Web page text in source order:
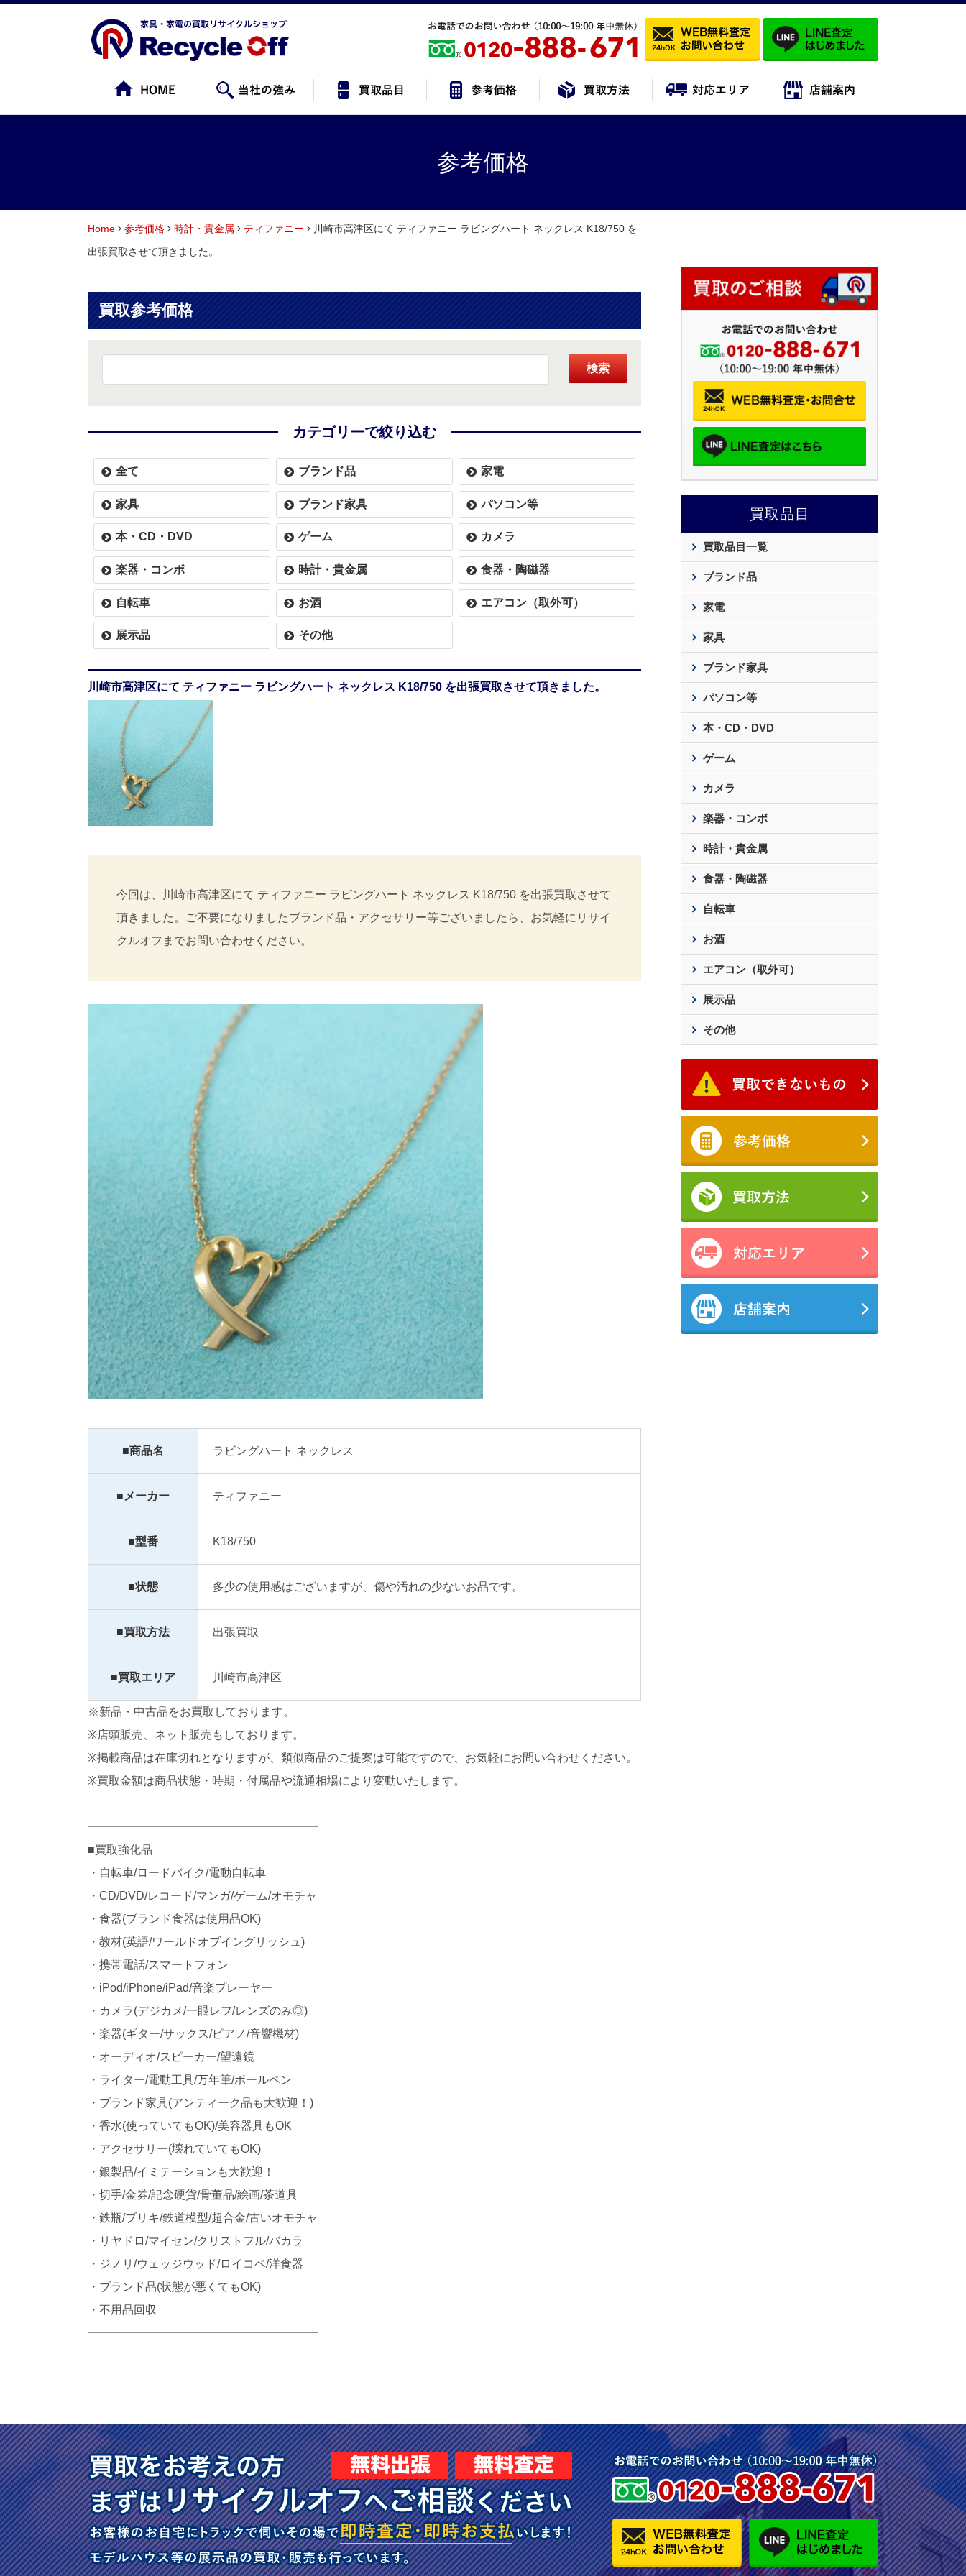
参考価格
Home 参考価格 時計・貴金属 ティファニー
川崎市高津区にて ティファニー ラビングハート ネックレス K18/750 を
出張買取させて頂きました。
買取参考価格
検索
カテゴリーで絞り込む
全て ブランド品 家電
家具 ブランド家具 パソコン等
本・CD・DVD ゲーム カメラ
楽器・コンボ 時計・貴金属 食器・陶磁器
自転車 お酒 エアコン（取外可）
展示品 その他
川崎市高津区にて ティファニー ラビングハート ネックレス K18/750 を出張買取させて頂きました。
今回は、川崎市高津区にて ティファニー ラビングハート ネックレス K18/750 を出張買取させて
頂きました。ご不要になりましたブランド品・アクセサリー等ございましたら、お気軽にリサイ
クルオフまでお問い合わせください。
■商品名 ラビングハート ネックレス
■メーカー ティファニー
■型番 K18/750
■状態 多少の使用感はございますが、傷や汚れの少ないお品です。
■買取方法 出張買取
■買取エリア 川崎市高津区
※新品・中古品をお買取しております。
※店頭販売、ネット販売もしております。
※掲載商品は在庫切れとなりますが、類似商品のご提案は可能ですので、お気軽にお問い合わせください。
※買取金額は商品状態・時期・付属品や流通相場により変動いたします。
━━━━━━━━━━━━━━━━━━━━
■買取強化品
・自転車/ロードバイク/電動自転車
・CD/DVD/レコード/マンガ/ゲーム/オモチャ
・食器(ブランド食器は使用品OK)
・教材(英語/ワールドオブイングリッシュ)
・携帯電話/スマートフォン
・iPod/iPhone/iPad/音楽プレーヤー
・カメラ(デジカメ/一眼レフ/レンズのみ◎)
・楽器(ギター/サックス/ピアノ/音響機材)
・オーディオ/スピーカー/望遠鏡
・ライター/電動工具/万年筆/ボールペン
・ブランド家具(アンティーク品も大歓迎！)
・香水(使っていてもOK)/美容器具もOK
・アクセサリー(壊れていてもOK)
・銀製品/イミテーションも大歓迎！
・切手/金券/記念硬貨/骨董品/絵画/茶道具
・鉄瓶/ブリキ/鉄道模型/超合金/古いオモチャ
・リヤドロ/マイセン/クリストフル/バカラ
・ジノリ/ウェッジウッド/ロイコペ/洋食器
・ブランド品(状態が悪くてもOK)
・不用品回収
━━━━━━━━━━━━━━━━━━━━
買取品目
買取品目一覧
ブランド品
家電
家具
ブランド家具
パソコン等
本・CD・DVD
ゲーム
カメラ
楽器・コンボ
時計・貴金属
食器・陶磁器
自転車
お酒
エアコン（取外可）
展示品
その他